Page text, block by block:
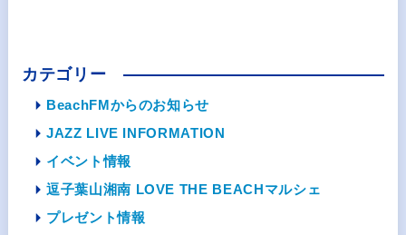
カテゴリー
BeachFMからのお知らせ
JAZZ LIVE INFORMATION
イベント情報
逗子葉山湘南 LOVE THE BEACHマルシェ
プレゼント情報